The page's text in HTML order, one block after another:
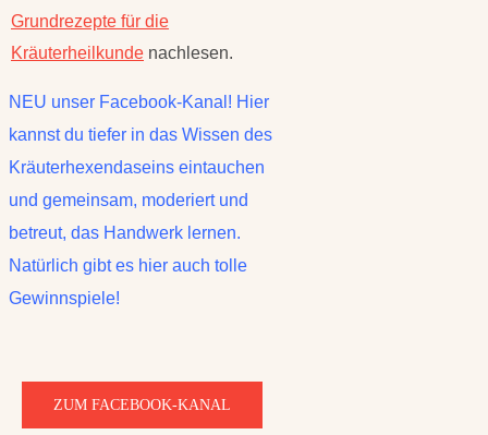
Grundrezepte für die
Kräuterheilkunde nachlesen.
NEU unser Facebook-Kanal! Hier
kannst du tiefer in das Wissen des
Kräuterhexendaseins eintauchen
und gemeinsam, moderiert und
betreut, das Handwerk lernen.
Natürlich gibt es hier auch tolle
Gewinnspiele!
ZUM FACEBOOK-KANAL